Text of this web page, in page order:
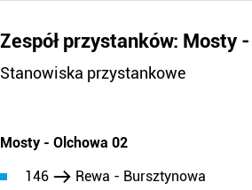
Zespół przystanków: Mosty
Stanowiska przystankowe
Mosty - Olchowa 02
146
Rewa - Bursztynowa